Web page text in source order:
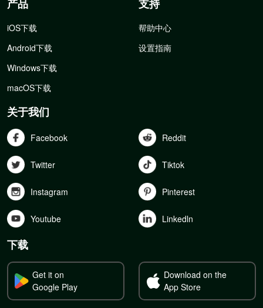
产品
iOS下载
Android下载
Windows下载
macOS下载
支持
帮助中心
设置指南
关于我们
Facebook Reddit
Twitter Tiktok
Instagram Pinterest
Youtube Linkedln
下载
Get it on
Google Play
Download on the
App Store